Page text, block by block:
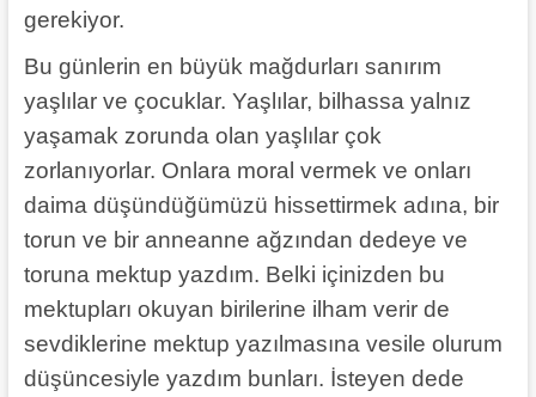
gerekiyor.
Bu günlerin en büyük mağdurları sanırım
yaşlılar ve çocuklar. Yaşlılar, bilhassa yalnız
yaşamak zorunda olan yaşlılar çok
zorlanıyorlar. Onlara moral vermek ve onları
daima düşündüğümüzü hissettirmek adına, bir
torun ve bir anneanne ağzından dedeye ve
toruna mektup yazdım. Belki içinizden bu
mektupları okuyan birilerine ilham verir de
sevdiklerine mektup yazılmasına vesile olurum
düşüncesiyle yazdım bunları. İsteyen dede